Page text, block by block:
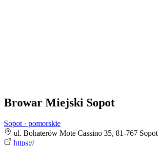
Browar Miejski Sopot
Sopot · pomorskie
ul. Bohaterów Mote Cassino 35, 81-767 Sopot
https://